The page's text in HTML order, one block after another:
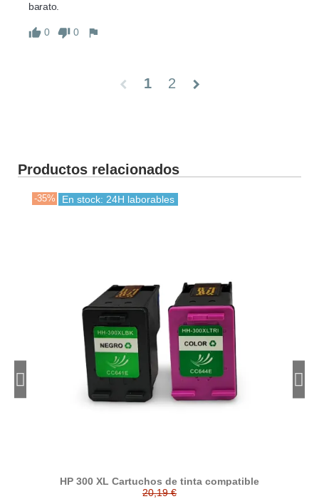
barato.
0 0
chevron_left 1 2 chevron_right
Productos relacionados
-35% En stock: 24H laborables
HP 300 XL Cartuchos de tinta compatible
20,19 €